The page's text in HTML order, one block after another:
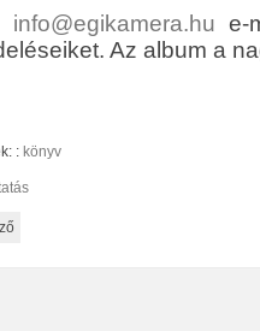
info@egikamera.hu e-
Az album a
: könyv